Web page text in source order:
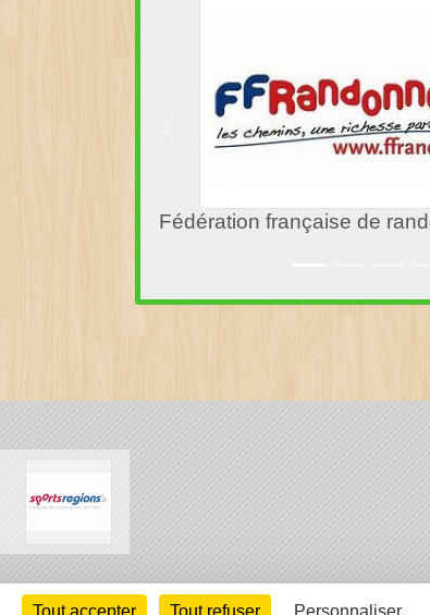
Fédération française de
Précedent
Charte cookies Gestion des cookies
Tout accepter Tout refuser Personnaliser